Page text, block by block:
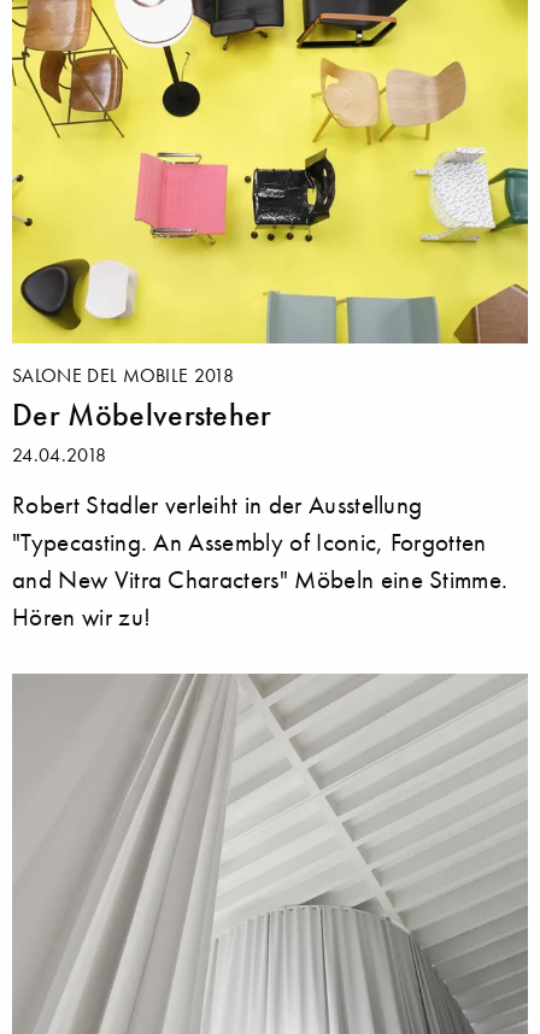
SALONE DEL MOBILE 2018
Der Möbelversteher
24.04.2018
Robert Stadler verleiht in der Ausstellung
"Typecasting. An Assembly of Iconic, Forgotten
and New Vitra Characters" Möbeln eine Stimme.
Hören wir zu!